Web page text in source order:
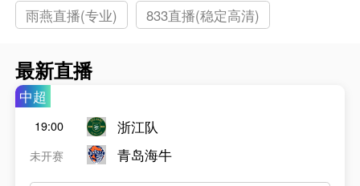
雨燕直播(专业)
833直播(稳定高清)
最新直播
中超
19:00
未开赛
浙江队
青岛海牛